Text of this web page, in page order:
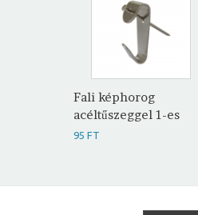
Fali képhorog
acéltűszeggel 1-es
95 FT